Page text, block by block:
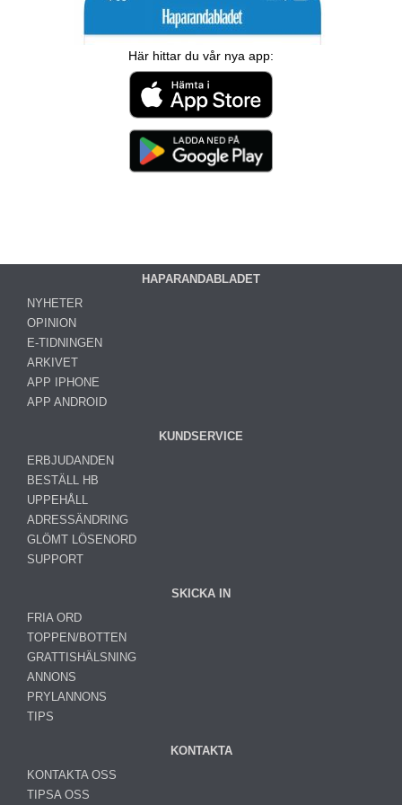
Här hittar du vår nya app:
HAPARANDABLADET
NYHETER
OPINION
E-TIDNINGEN
ARKIVET
APP IPHONE
APP ANDROID
KUNDSERVICE
ERBJUDANDEN
BESTÄLL HB
UPPEHÅLL
ADRESSÄNDRING
GLÖMT LÖSENORD
SUPPORT
SKICKA IN
FRIA ORD
TOPPEN/BOTTEN
GRATTISHÄLSNING
ANNONS
PRYLANNONS
TIPS
KONTAKTA
KONTAKTA OSS
TIPSA OSS